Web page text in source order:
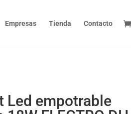
Empresas Tienda Contacto
Led empotrable